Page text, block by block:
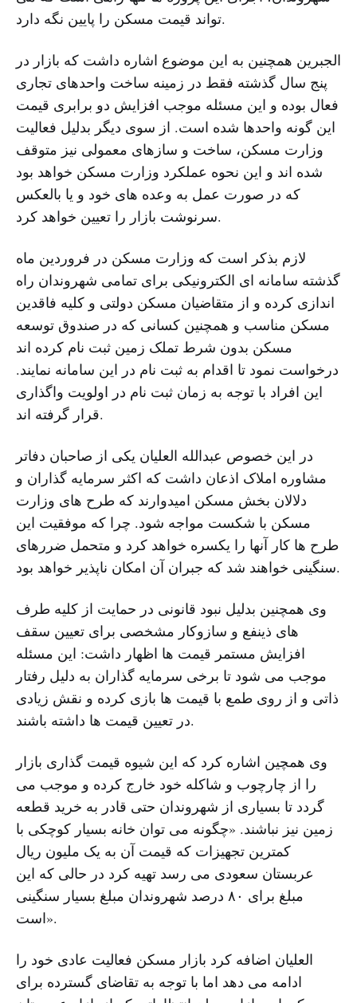
تواند قیمت مسکن را پایین نگه دارد.
الجبرین همچنین به این موضوع اشاره داشت که بازار در
پنج سال گذشته فقط در زمینه ساخت واحدهای تجاری
فعال بوده و این مسئله موجب افزایش دو برابری قیمت
این گونه واحدها شده است. از سوی دیگر بدلیل فعالیت
وزارت مسکن، ساخت و سازهای معمولی نیز متوقف
شده اند و این نحوه عملکرد وزارت مسکن خواهد بود
که در صورت عمل به وعده های خود و یا بالعکس
سرنوشت بازار را تعیین خواهد کرد.
لازم بذکر است که وزارت مسکن در فروردین ماه
گذشته سامانه ای الکترونیکی برای تمامی شهروندان راه
اندازی کرده و از متقاضیان مسکن دولتی و کلیه فاقدین
مسکن مناسب و همچنین کسانی که در صندوق توسعه
مسکن بدون شرط تملک زمین ثبت نام کرده اند
درخواست نمود تا اقدام به ثبت نام در این سامانه نمایند.
این افراد با توجه به زمان ثبت نام در اولویت واگذاری
قرار گرفته اند.
در این خصوص عبدالله العلیان یکی از صاحبان دفاتر
مشاوره املاک اذعان داشت که اکثر سرمایه گذاران و
دلالان بخش مسکن امیدوارند که طرح های وزارت
مسکن با شکست مواجه شود. چرا که موفقیت این
طرح ها کار آنها را یکسره خواهد کرد و متحمل ضررهای
سنگینی خواهند شد که جبران آن امکان ناپذیر خواهد بود.
وی همچنین بدلیل نبود قانونی در حمایت از کلیه طرف
های ذینفع و سازوکار مشخصی برای تعیین سقف
افزایش مستمر قیمت ها اظهار داشت: این مسئله
موجب می شود تا برخی سرمایه گذاران به دلیل رفتار
ذاتی و از روی طمع با قیمت ها بازی کرده و نقش زیادی
در تعیین قیمت ها داشته باشند.
وی همچین اشاره کرد که این شیوه قیمت گذاری بازار
را از چارچوب و شاکله خود خارج کرده و موجب می
گردد تا بسیاری از شهروندان حتی قادر به خرید قطعه
زمین نیز نباشند. «چگونه می توان خانه بسیار کوچکی با
کمترین تجهیزات که قیمت آن به یک ملیون ریال
عربستان سعودی می رسد تهیه کرد در حالی که این
مبلغ برای ۸۰ درصد شهروندان مبلغ بسیار سنگینی
است».
العلیان اضافه کرد بازار مسکن فعالیت عادی خود را
ادامه می دهد اما با توجه به تقاضای گسترده برای